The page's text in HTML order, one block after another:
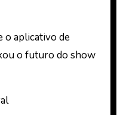
o aplicativo de
o futuro do show